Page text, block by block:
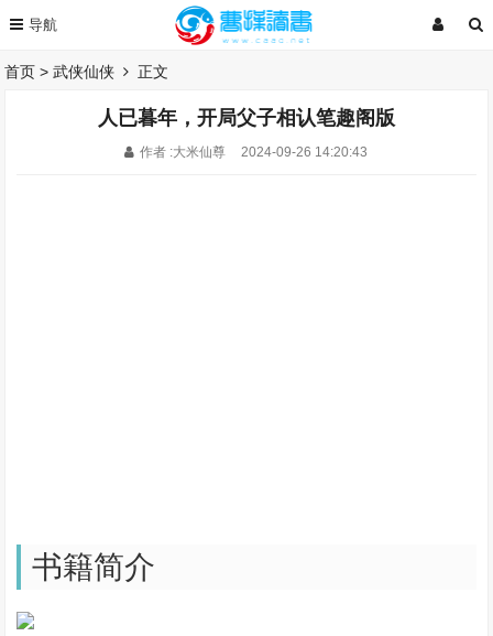
首页 >武侠仙侠 正文
人已暮年，开局父子相认笔趣阁版
作者 :大米仙尊 2024-09-26 14:20:43
书籍简介